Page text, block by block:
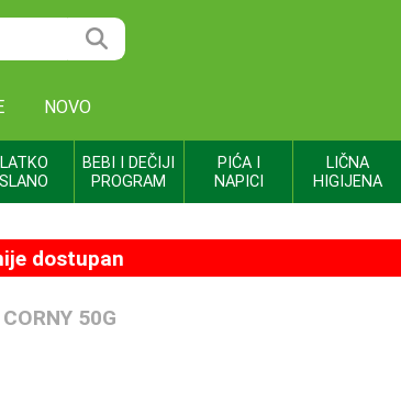
NOVO
I SLANO
BEBI I DEČIJI
PROGRAM
PIĆA I
NAPICI
LIČNA
HIGIJENA
dostupan
50G